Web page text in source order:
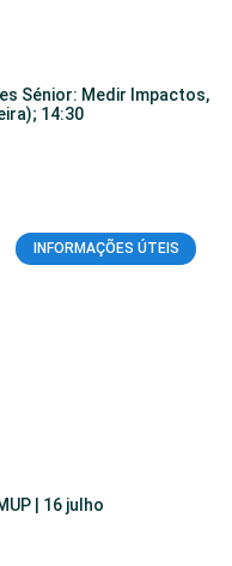
Sénior: Medir Impactos,
14:30
INFORMAÇÕES ÚTEIS
| 16 julho